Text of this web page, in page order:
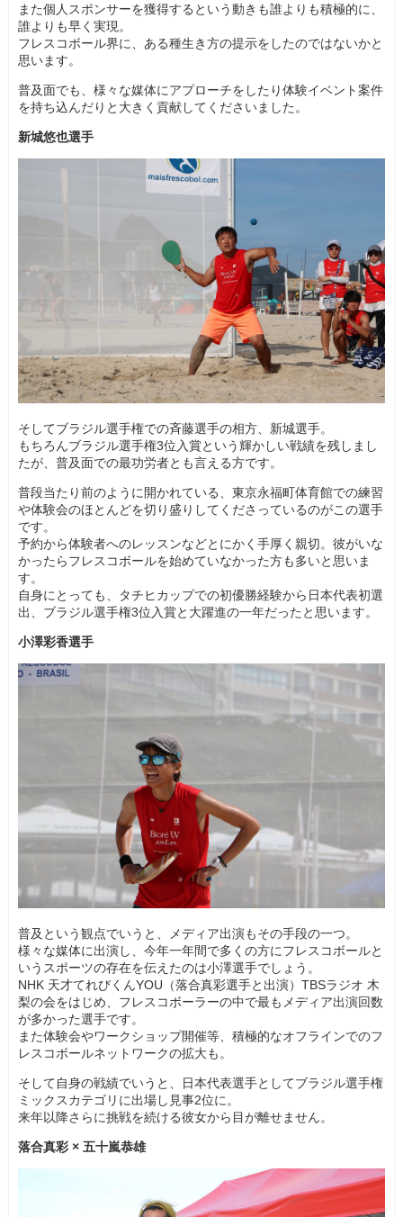
また個人スポンサーを獲得するという動きも誰よりも積極的に、
誰よりも早く実現。
フレスコボール界に、ある種生き方の提示をしたのではないかと
思います。
普及面でも、様々な媒体にアプローチをしたり体験イベント案件
を持ち込んだりと大きく貢献してくださいました。
新城悠也選手
そしてブラジル選手権での斉藤選手の相方、新城選手。
もちろんブラジル選手権3位入賞という輝かしい戦績を残しまし
たが、普及面での最功労者とも言える方です。
普段当たり前のように開かれている、東京永福町体育館での練習
や体験会のほとんどを切り盛りしてくださっているのがこの選手
です。
予約から体験者へのレッスンなどとにかく手厚く親切。彼がいな
かったらフレスコボールを始めていなかった方も多いと思いま
す。
自身にとっても、タチヒカップでの初優勝経験から日本代表初選
出、ブラジル選手権3位入賞と大躍進の一年だったと思います。
小澤彩香選手
普及という観点でいうと、メディア出演もその手段の一つ。
様々な媒体に出演し、今年一年間で多くの方にフレスコボールと
いうスポーツの存在を伝えたのは小澤選手でしょう。
NHK 天才てれびくんYOU（落合真彩選手と出演）TBSラジオ 木
梨の会をはじめ、フレスコボーラーの中で最もメディア出演回数
が多かった選手です。
また体験会やワークショップ開催等、積極的なオフラインでのフ
レスコボールネットワークの拡大も。
そして自身の戦績でいうと、日本代表選手としてブラジル選手権
ミックスカテゴリに出場し見事2位に。
来年以降さらに挑戦を続ける彼女から目が離せません。
落合真彩 × 五十嵐恭雄